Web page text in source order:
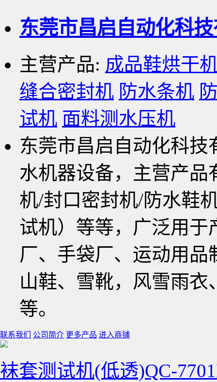
东莞市昌启自动化科
主营产品: 成品鞋烘干
缝合密封机 防水条机
试机 面料测水压机
东莞市昌启自动化科
水机器设备，主营产
机/封口密封机/防水鞋
试机）等等，广泛用
厂、手袋厂、运动用
山鞋、雪靴，风雪雨
等。
联系我们 公司简介 更多产品 进入商铺
袜套测试机(低透)QC-